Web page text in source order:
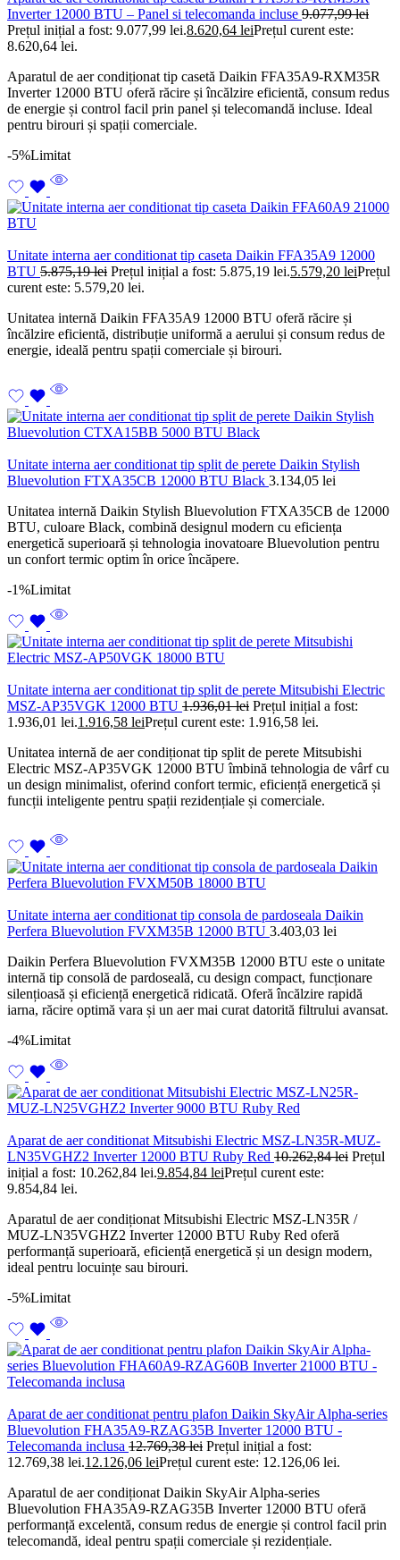
Inverter 12000 BTU – Panel si telecomanda incluse 9.077,99lei
Prețul inițial a fost: 9.077,99 lei.8.620,64 leiPrețul curent este:
8.620,64 lei.
Aparatul de aer condiționat tip casetă Daikin FFA35A9-RXM35R
Inverter 12000 BTU oferă răcire și încălzire eficientă, consum redus
de energie și control facil prin panel și telecomandă incluse. Ideal
pentru birouri și spații comerciale.
-5%Limitat
Unitate interna aer conditionat tip caseta Daikin FFA35A9 12000
BTU 5.875,19lei Prețul inițial a fost: 5.875,19 lei.5.579,20 leiPrețul
curent este: 5.579,20 lei.
Unitatea internă Daikin FFA35A9 12000 BTU oferă răcire și
încălzire eficientă, distribuție uniformă a aerului și consum redus de
energie, ideală pentru spații comerciale și birouri.
Unitate interna aer conditionat tip split de perete Daikin Stylish
Bluevolution FTXA35CB 12000 BTU Black 3.134,05 lei
Unitatea internă Daikin Stylish Bluevolution FTXA35CB de 12000
BTU, culoare Black, combină designul modern cu eficiența
energetică superioară și tehnologia inovatoare Bluevolution pentru
un confort termic optim în orice încăpere.
-1%Limitat
Unitate interna aer conditionat tip split de perete Mitsubishi Electric
MSZ-AP35VGK 12000 BTU 1.936,01lei Prețul inițial a fost:
1.936,01 lei.1.916,58 leiPrețul curent este: 1.916,58 lei.
Unitatea internă de aer condiționat tip split de perete Mitsubishi
Electric MSZ-AP35VGK 12000 BTU îmbină tehnologia de vârf cu
un design minimalist, oferind confort termic, eficiență energetică și
funcții inteligente pentru spații rezidențiale și comerciale.
Unitate interna aer conditionat tip consola de pardoseala Daikin
Perfera Bluevolution FVXM35B 12000 BTU 3.403,03 lei
Daikin Perfera Bluevolution FVXM35B 12000 BTU este o unitate
internă tip consolă de pardoseală, cu design compact, funcționare
silențioasă și eficiență energetică ridicată. Oferă încălzire rapidă
iarna, răcire optimă vara și un aer mai curat datorită filtrului avansat.
-4%Limitat
Aparat de aer conditionat Mitsubishi Electric MSZ-LN35R-MUZ-
LN35VGHZ2 Inverter 12000 BTU Ruby Red 10.262,84lei Prețul
inițial a fost: 10.262,84 lei.9.854,84 leiPrețul curent este:
9.854,84 lei.
Aparatul de aer condiționat Mitsubishi Electric MSZ-LN35R /
MUZ-LN35VGHZ2 Inverter 12000 BTU Ruby Red oferă
performanță superioară, eficiență energetică și un design modern,
ideal pentru locuințe sau birouri.
-5%Limitat
Aparat de aer conditionat pentru plafon Daikin SkyAir Alpha-series
Bluevolution FHA35A9-RZAG35B Inverter 12000 BTU -
Telecomanda inclusa 12.769,38lei Prețul inițial a fost:
12.769,38 lei.12.126,06 leiPrețul curent este: 12.126,06 lei.
Aparatul de aer condiționat Daikin SkyAir Alpha-series
Bluevolution FHA35A9-RZAG35B Inverter 12000 BTU oferă
performanță excelentă, consum redus de energie și control facil prin
telecomandă, ideal pentru spații comerciale și rezidențiale.